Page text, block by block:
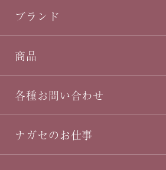
ブランド
商品
各種お問い合わせ
ナガセのお仕事